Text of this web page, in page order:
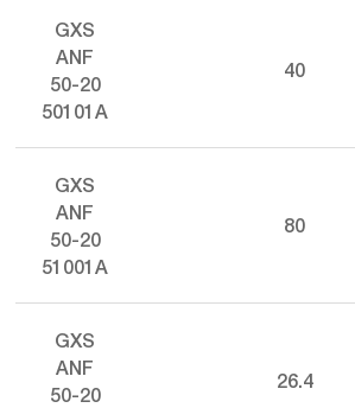
GXS
ANF
50-20
50101A
40
GXS
ANF
50-20
51001A
80
GXS
ANF
50-20
26.4